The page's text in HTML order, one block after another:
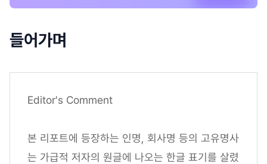
들어가며
Editor's Comment
본 리포트에 등장하는 인명, 회사명 등의 고유명사
는 가급적 저자의 원글에 나오는 한글 표기를 살렸